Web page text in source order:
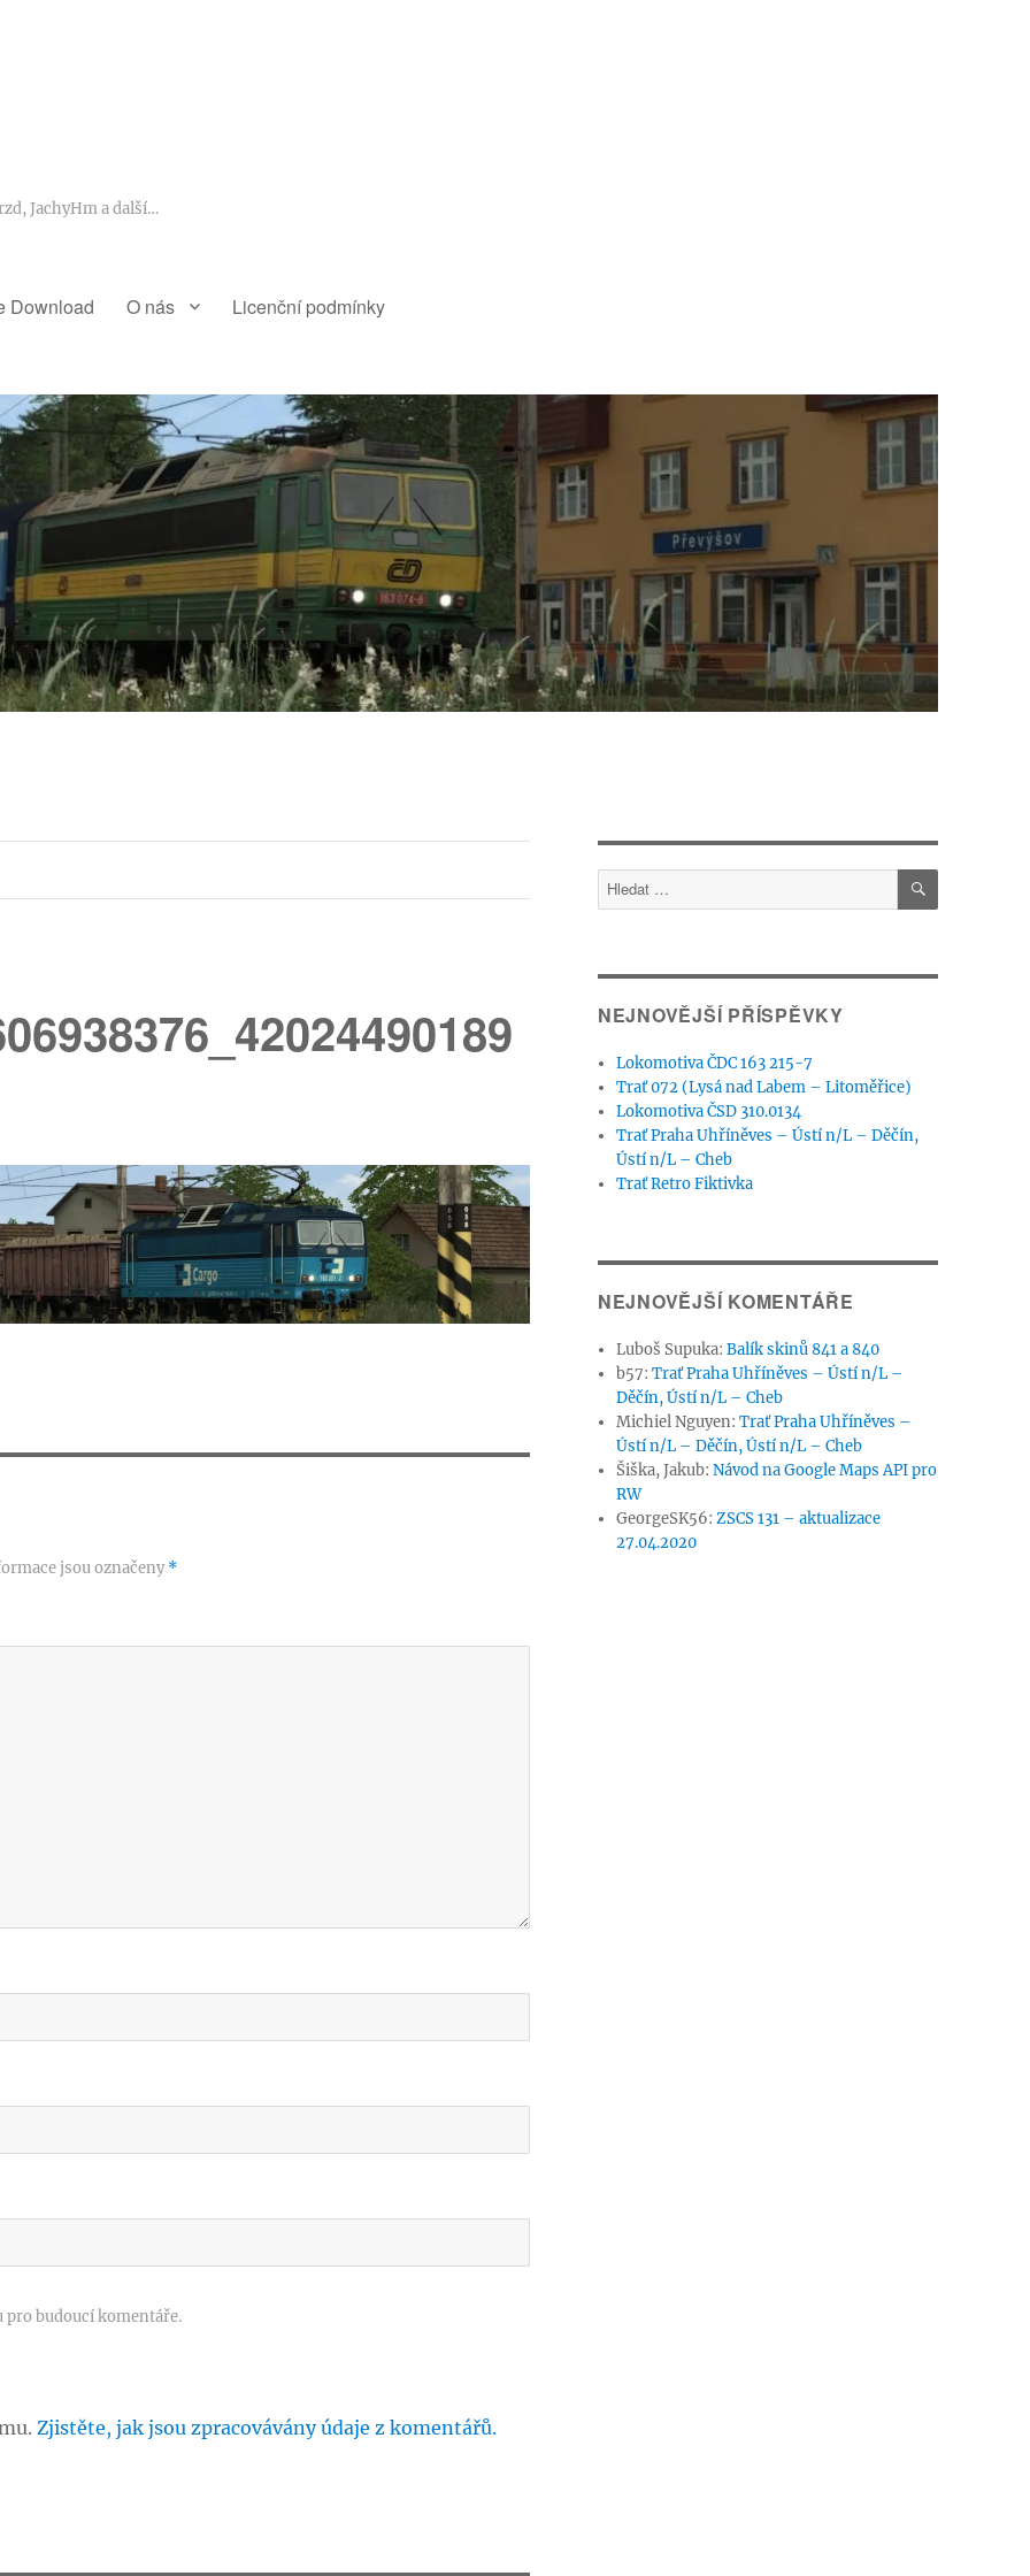
JachyHm a další…
Download O nás Licenční podmínky
jsou označeny*
budoucí komentáře.
Zjistěte, jak jsou zpracovávány údaje z komentářů.
Hledat: HLEDÁNÍ
NEJNOVĚJŠÍ PŘÍSPĚVKY
Lokomotiva ČDC 163 215-7
Trať 072 (Lysá nad Labem – Litoměřice)
Lokomotiva ČSD 310.0134
Trať Praha Uhříněves – Ústí n/L – Děčín,
Ústí n/L – Cheb
Trať Retro Fiktivka
NEJNOVĚJŠÍ KOMENTÁŘE
Luboš Supuka:Balík skinů 841 a 840
b57:Trať Praha Uhříněves – Ústí n/L –
Děčín, Ústí n/L – Cheb
Michiel Nguyen:Trať Praha Uhříněves –
Ústí n/L – Děčín, Ústí n/L – Cheb
Šiška, Jakub:Návod na Google Maps API pro
RW
GeorgeSK56:ZSCS 131 – aktualizace
27.04.2020